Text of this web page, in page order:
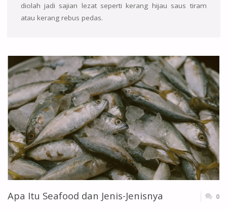
diolah jadi sajian lezat seperti kerang hijau saus tiram
atau kerang rebus pedas.
Apa Itu Seafood dan Jenis-Jenisnya 0